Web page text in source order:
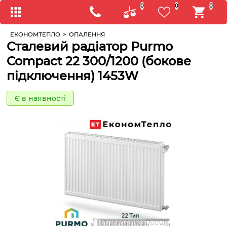
0 0 0
ЕКОНОМТЕПЛО > ОПАЛЕННЯ
Сталевий радіатор Purmo
Compact 22 300/1200 (бокове
підключення) 1453W
Є в наявності